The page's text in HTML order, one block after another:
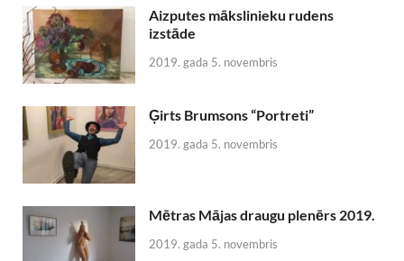
Aizputes mākslinieku rudens
izstāde
2019. gada 5. novembris
Ģirts Brumsons “Portreti”
2019. gada 5. novembris
Mētras Mājas draugu plenērs 2019.
2019. gada 5. novembris